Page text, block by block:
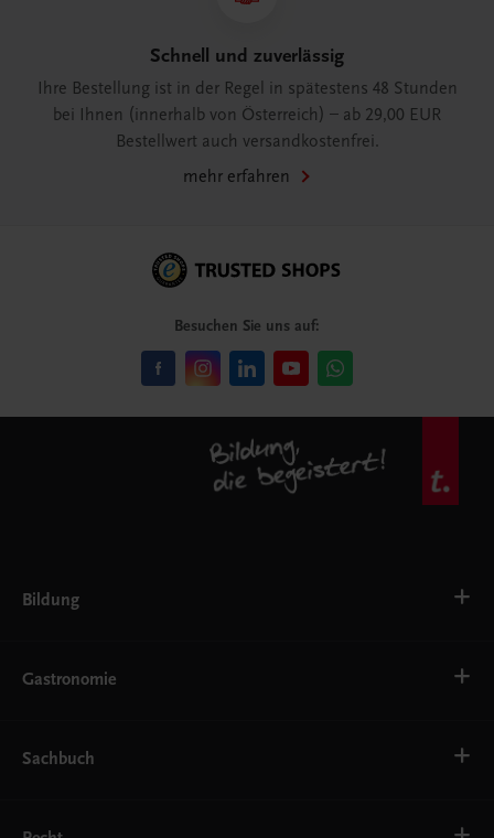
Schnell und zuverlässig
Ihre Bestellung ist in der Regel in spätestens 48 Stunden
bei Ihnen (innerhalb von Österreich) – ab 29,00 EUR
Bestellwert auch versandkostenfrei.
mehr erfahren
Besuchen Sie uns auf:
Bildung
AHS
EWF/ZWF
FW
Gastronomie
Getränke
Service
Sachbuch